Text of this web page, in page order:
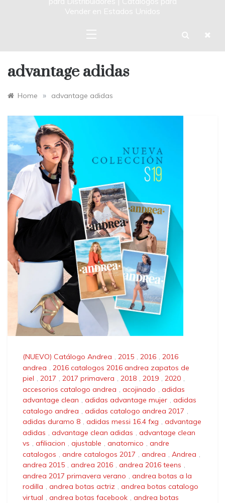
Vender en Estados Unidos
advantage adidas
Home » advantage adidas
(NUEVO) Catálogo Andrea , 2015 , 2016 , 2016
andrea , 2016 catalogos 2016 andrea zapatos de
piel , 2017 , 2017 primavera , 2018 , 2019 , 2020 ,
accesorios catalogo andrea , acojinado , adidas
advantage clean , adidas advantage mujer , adidas
catalogo andrea , adidas catalogo andrea 2017 ,
adidas duramo 8 , adidas messi 16.4 fxg , advantage
adidas , advantage clean adidas , advantage clean
vs , afiliacion , ajustable , anatomico , andre
catalogos , andre catalogos 2017 , andrea , Andrea ,
andrea 2015 , andrea 2016 , andrea 2016 teens ,
andrea 2017 primavera verano , andrea botas a la
rodilla , andrea botas actriz , andrea botas catalogo
virtual , andrea botas facebook , andrea botas